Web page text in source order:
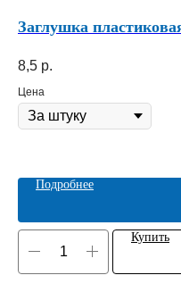
Заглушка
8,5 р.
Цена
Подробнее
Купить